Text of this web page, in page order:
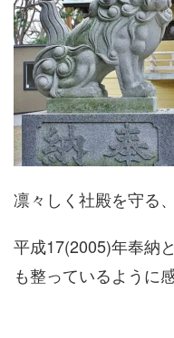
凛々しく社殿を守る
平成17(2005)年奉納
も整っているように